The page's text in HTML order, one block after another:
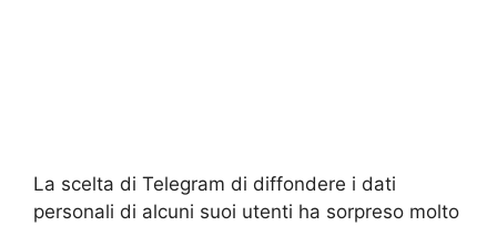
La scelta di Telegram di diffondere i dati
personali di alcuni suoi utenti ha sorpreso molto